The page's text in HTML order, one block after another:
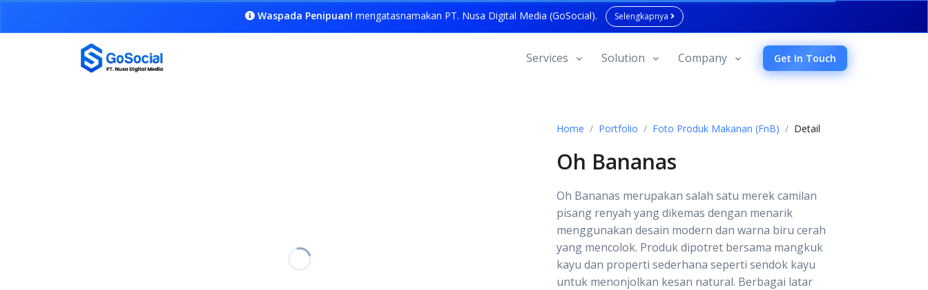
Waspada Penipuan! mengatasnamakan PT. Nusa Digital Media (GoSocial). Selengkapnya
Services Solution Company Get In Touch
Home Portfolio Foto Produk Makanan (FnB) Detail
Oh Bananas
Oh Bananas merupakan salah satu merek camilan
pisang renyah yang dikemas dengan menarik
menggunakan desain modern dan warna biru cerah
yang mencolok. Produk dipotret bersama mangkuk
kayu dan properti sederhana seperti sendok kayu
untuk menonjolkan kesan natural. Berbagai latar